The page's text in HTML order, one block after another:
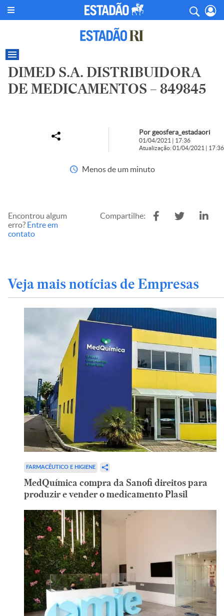
DIMED S.A. DISTRIBUIDORA
DE MEDICAMENTOS – 849845
Por geosfera_estadaori
01/04/2021 | 17:36
Atualização: 01/04/2021 | 17:36
Menos de um minuto
Encontrou algum
erro? Entre em
contato
Compartilhe:
Veja mais notícias de Empresas
FARMACÊUTICO E HIGIENE
MedQuímica compra da Sanofi direitos para
produzir e vender o medicamento Plasil